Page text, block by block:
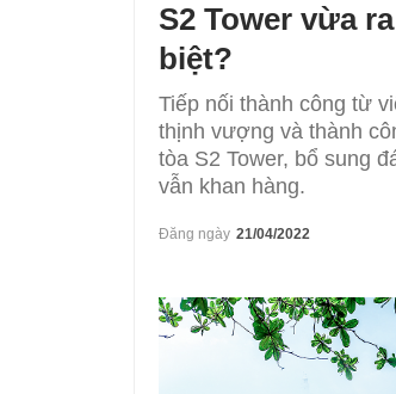
S2 Tower vừa
biệt?
Tiếp nối thành công từ
thịnh vượng và thành
tòa S2 Tower, bổ sung
vẫn khan hàng.
Đăng ngày 21/04/2022